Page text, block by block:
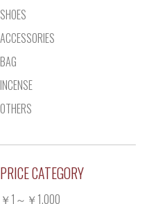
SHOES
ACCESSORIES
BAG
INCENSE
OTHERS
PRICE CATEGORY
￥1～￥1,000